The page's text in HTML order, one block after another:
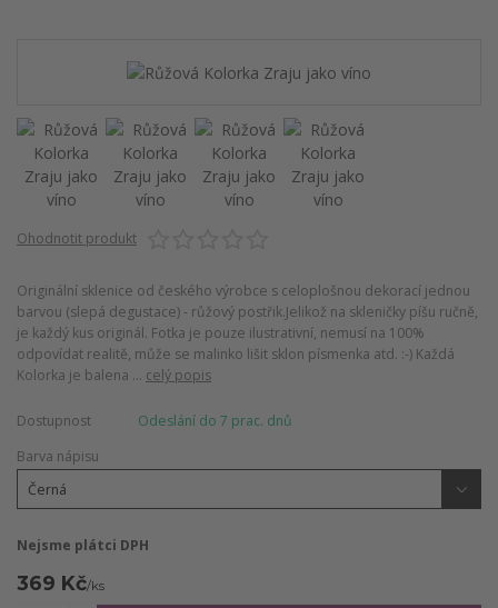
Ohodnotit produkt
Originální sklenice od českého výrobce s celoplošnou dekorací jednou
barvou (slepá degustace) - růžový postřik.Jelikož na skleničky píšu ručně,
je každý kus originál. Fotka je pouze ilustrativní, nemusí na 100%
odpovídat realitě, může se malinko lišit sklon písmenka atd. :-) Každá
Kolorka je balena ... celý popis
Dostupnost
Odeslání do 7 prac. dnů
Barva nápisu
Nejsme plátci DPH
369 Kč/ks